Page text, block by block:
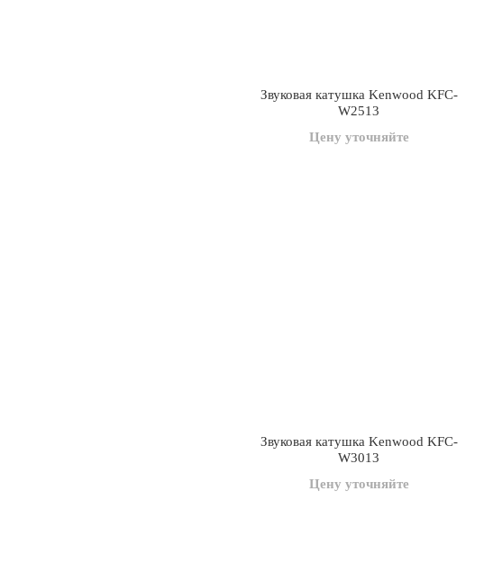
Звуковая катушка Kenwood KFC-
W2513
Цену уточняйте
Звуковая катушка Kenwood KFC-
W3013
Цену уточняйте